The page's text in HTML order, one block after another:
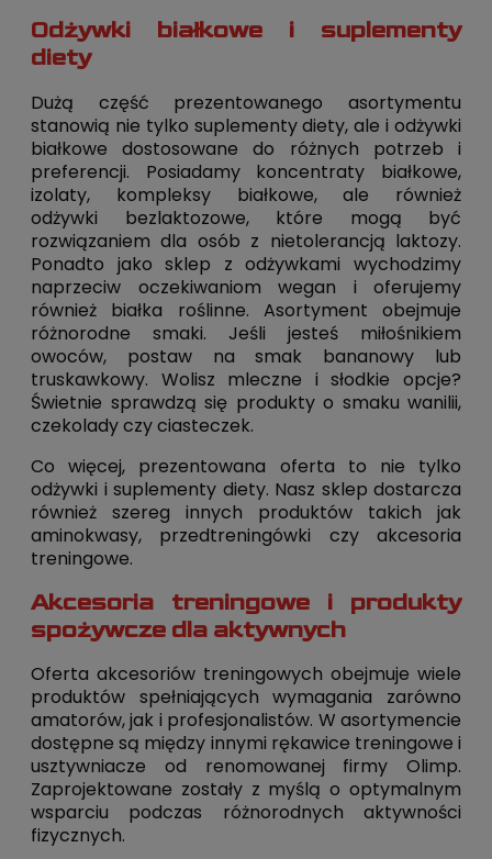
Odżywki białkowe i suplementy
diety
Dużą część prezentowanego asortymentu
stanowią nie tylko suplementy diety, ale i odżywki
białkowe dostosowane do różnych potrzeb i
preferencji. Posiadamy koncentraty białkowe,
izolaty, kompleksy białkowe, ale również
odżywki bezlaktozowe, które mogą być
rozwiązaniem dla osób z nietolerancją laktozy.
Ponadto jako sklep z odżywkami wychodzimy
naprzeciw oczekiwaniom wegan i oferujemy
również białka roślinne. Asortyment obejmuje
różnorodne smaki. Jeśli jesteś miłośnikiem
owoców, postaw na smak bananowy lub
truskawkowy. Wolisz mleczne i słodkie opcje?
Świetnie sprawdzą się produkty o smaku wanilii,
czekolady czy ciasteczek.
Co więcej, prezentowana oferta to nie tylko
odżywki i suplementy diety. Nasz sklep dostarcza
również szereg innych produktów takich jak
aminokwasy, przedtreningówki czy akcesoria
treningowe.
Akcesoria treningowe i produkty
spożywcze dla aktywnych
Oferta akcesoriów treningowych obejmuje wiele
produktów spełniających wymagania zarówno
amatorów, jak i profesjonalistów. W asortymencie
dostępne są między innymi rękawice treningowe i
usztywniacze od renomowanej firmy Olimp.
Zaprojektowane zostały z myślą o optymalnym
wsparciu podczas różnorodnych aktywności
fizycznych.